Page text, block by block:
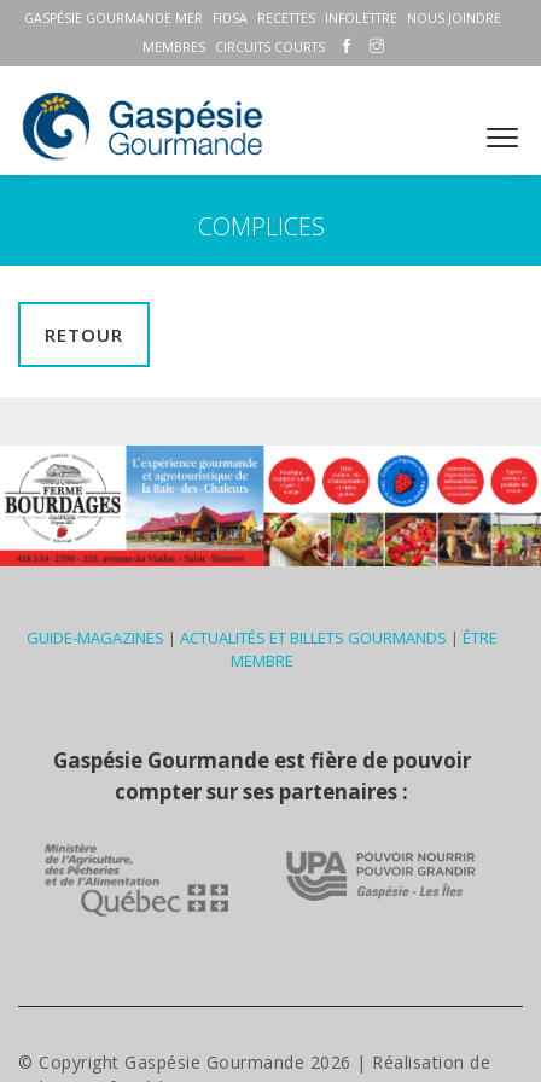
GASPÉSIE GOURMANDE MER FIDSA RECETTES INFOLETTRE
NOUS JOINDRE
MEMBRES
CIRCUITS COURTS
COMPLICES
RETOUR
GUIDE-MAGAZINES | ACTUALITÉS ET BILLETS GOURMANDS | ÊTRE
MEMBRE
Gaspésie Gourmande est fière de pouvoir
compter sur ses partenaires :
© Copyright Gaspésie Gourmande 2026 | Réalisation de